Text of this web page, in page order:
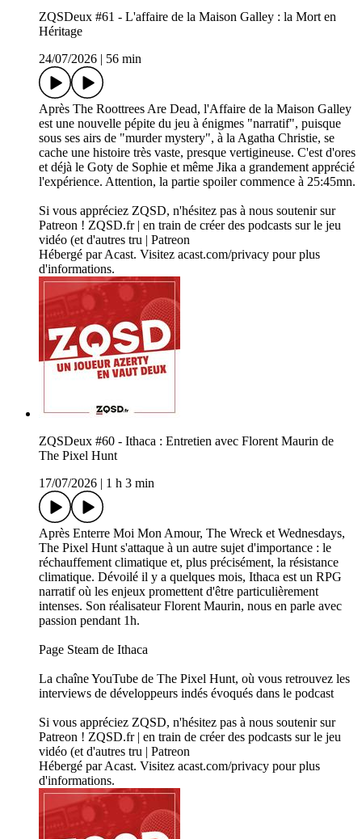
ZQSDeux #61 - L'affaire de la Maison Galley : la Mort en
Héritage
24/07/2026
56 min
Après The Roottrees Are Dead, l'Affaire de la Maison Galley
est une nouvelle pépite du jeu à énigmes "narratif", puisque
sous ses airs de "murder mystery", à la Agatha Christie, se
cache une histoire très vaste, presque vertigineuse. C'est d'ores
et déjà le Goty de Sophie et même Jika a grandement apprécié
l'expérience. Attention, la partie spoiler commence à 25:45mn.
Si vous appréciez ZQSD, n'hésitez pas à nous soutenir sur
Patreon ! ZQSD.fr | en train de créer des podcasts sur le jeu
vidéo (et d'autres tru | Patreon
Hébergé par Acast. Visitez acast.com/privacy pour plus
d'informations.
ZQSDeux #60 - Ithaca : Entretien avec Florent Maurin de
The Pixel Hunt
17/07/2026
1 h 3 min
Après Enterre Moi Mon Amour, The Wreck et Wednesdays,
The Pixel Hunt s'attaque à un autre sujet d'importance : le
réchauffement climatique et, plus précisément, la résistance
climatique. Dévoilé il y a quelques mois, Ithaca est un RPG
narratif où les enjeux promettent d'être particulièrement
intenses. Son réalisateur Florent Maurin, nous en parle avec
passion pendant 1h.
Page Steam de Ithaca
La chaîne YouTube de The Pixel Hunt, où vous retrouvez les
interviews de développeurs indés évoqués dans le podcast
Si vous appréciez ZQSD, n'hésitez pas à nous soutenir sur
Patreon ! ZQSD.fr | en train de créer des podcasts sur le jeu
vidéo (et d'autres tru | Patreon
Hébergé par Acast. Visitez acast.com/privacy pour plus
d'informations.